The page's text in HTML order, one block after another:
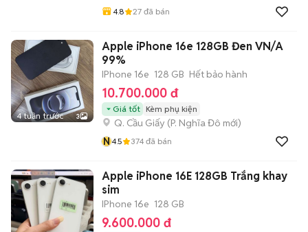
4.8 27 đã bán
4 tuần trước 3
Apple iPhone 16e 128GB Đen VN/A
99%
IPhone 16e 128 GB Hết bảo hành
10.700.000 đ
Giá tốt Kèm phụ kiện
Q. Cầu Giấy (P. Nghĩa Đô mới)
N4.5 374 đã bán
Apple iPhone 16E 128GB Trắng khay
sim
IPhone 16e 128 GB
9.600.000 đ